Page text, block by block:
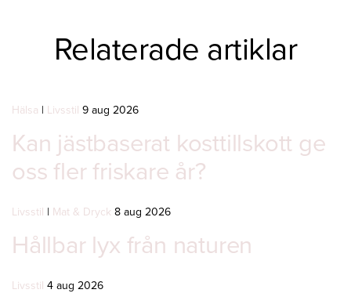
Relaterade artiklar
Hälsa | Livsstil 9 aug 2026
Kan jästbaserat kosttillskott ge
oss fler friskare år?
Livsstil | Mat & Dryck 8 aug 2026
Hållbar lyx från naturen
Livsstil 4 aug 2026